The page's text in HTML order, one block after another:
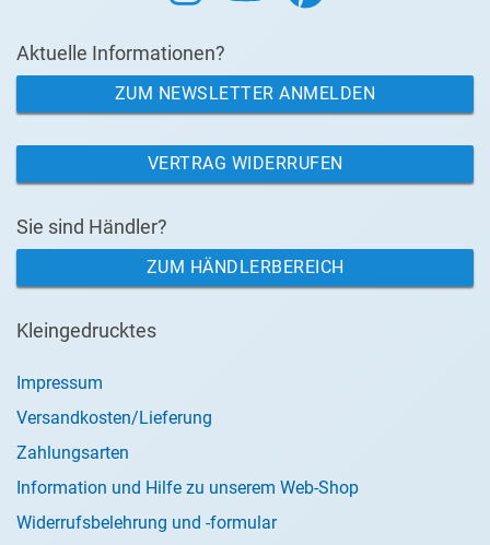
Aktuelle Informationen?
ZUM NEWSLETTER ANMELDEN
VERTRAG WIDERRUFEN
Sie sind Händler?
ZUM HÄNDLERBEREICH
Kleingedrucktes
Impressum
Versandkosten/Lieferung
Zahlungsarten
Information und Hilfe zu unserem Web-Shop
Widerrufsbelehrung und -formular